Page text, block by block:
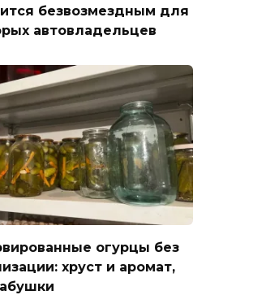
безвозмездным для
автовладельцев
огурцы без
хруст и аромат,